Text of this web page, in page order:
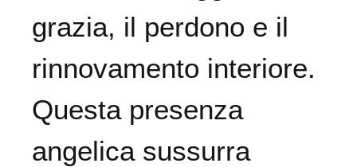
grazia, il perdono e il
rinnovamento interiore.
Questa presenza
angelica sussurra